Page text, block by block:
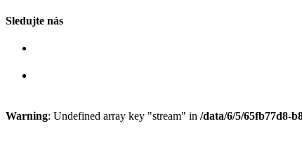
Sledujte nás
Warning: Undefined array key "stream" in /data/6/5/65fb77d8-